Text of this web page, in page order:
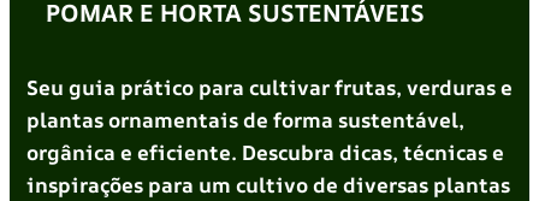
POMAR E HORTA SUSTENTÁVEIS
Seu guia prático para cultivar frutas, verduras e
plantas ornamentais de forma sustentável,
orgânica e eficiente. Descubra dicas, técnicas e
inspirações para um cultivo de diversas plantas